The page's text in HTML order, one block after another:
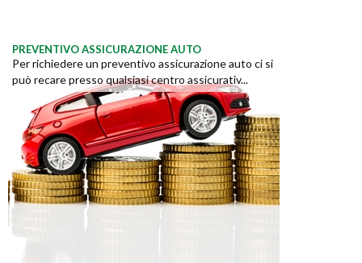
PREVENTIVO ASSICURAZIONE AUTO
Per richiedere un preventivo assicurazione auto ci si
può recare presso qualsiasi centro assicurativ...